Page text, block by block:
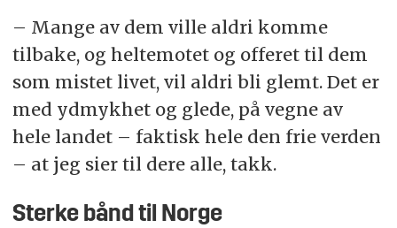
– Mange av dem ville aldri komme
tilbake, og heltemotet og offeret til dem
som mistet livet, vil aldri bli glemt. Det er
med ydmykhet og glede, på vegne av
hele landet – faktisk hele den frie verden
– at jeg sier til dere alle, takk.
Sterke bånd til Norge